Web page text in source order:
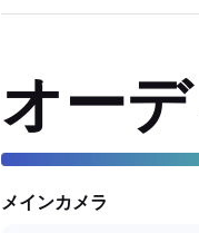
オー
メインカメラ